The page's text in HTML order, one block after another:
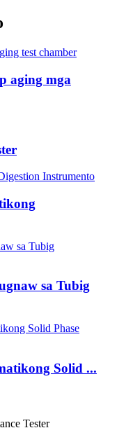
aging mga
sa Tubig
Solid ...